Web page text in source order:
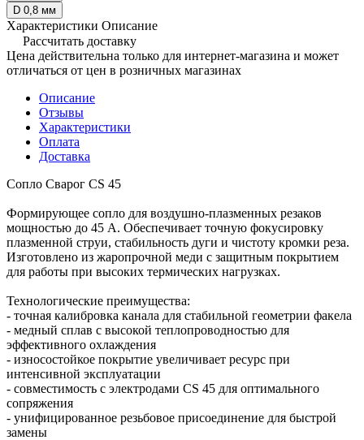
D 0,8 мм
Характеристики Описание
Рассчитать доставку
Цена действительна только для интернет-магазина и может
отличаться от цен в розничных магазинах
Описание
Отзывы
Характеристики
Оплата
Доставка
Сопло Сварог CS 45
Формирующее сопло для воздушно-плазменных резаков
мощностью до 45 А. Обеспечивает точную фокусировку
плазменной струи, стабильность дуги и чистоту кромки реза.
Изготовлено из жаропрочной меди с защитным покрытием
для работы при высоких термических нагрузках.
Технологические преимущества:
- точная калибровка канала для стабильной геометрии факела
- медный сплав с высокой теплопроводностью для
эффективного охлаждения
- износостойкое покрытие увеличивает ресурс при
интенсивной эксплуатации
- совместимость с электродами CS 45 для оптимального
сопряжения
- унифицированное резьбовое присоединение для быстрой
замены